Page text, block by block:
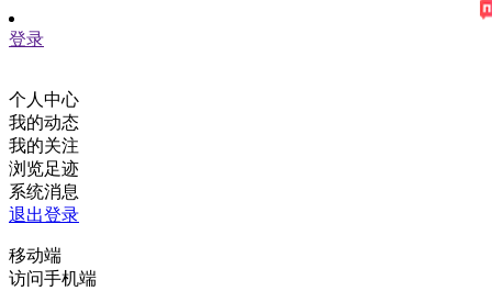
登录
个人中心
我的动态
我的关注
浏览足迹
系统消息
退出登录
移动端
访问手机端